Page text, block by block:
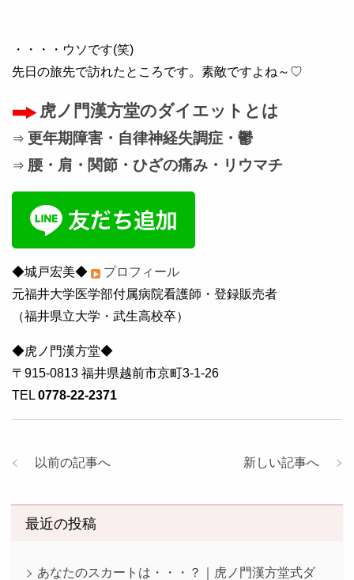
・・・・ウソです(笑)
先日の旅先で訪れたところです。素敵ですよね～♡
虎ノ門漢方堂のダイエットとは
⇒ 更年期障害・自律神経失調症・鬱
⇒ 腰・肩・関節・ひざの痛み・リウマチ
◆城戸宏美◆
プロフィール
元福井大学医学部付属病院看護師・登録販売者
（福井県立大学・武生高校卒）
◆虎ノ門漢方堂◆
〒915-0813 福井県越前市京町3-1-26
TEL 0778-22-2371
新しい記事へ
以前の記事へ
最近の投稿
あなたのスカートは・・・？｜虎ノ門漢方堂式ダ